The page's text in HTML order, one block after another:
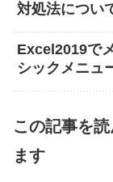
対処法につい
Excel2019で
シックメニュ
この記事を
ます